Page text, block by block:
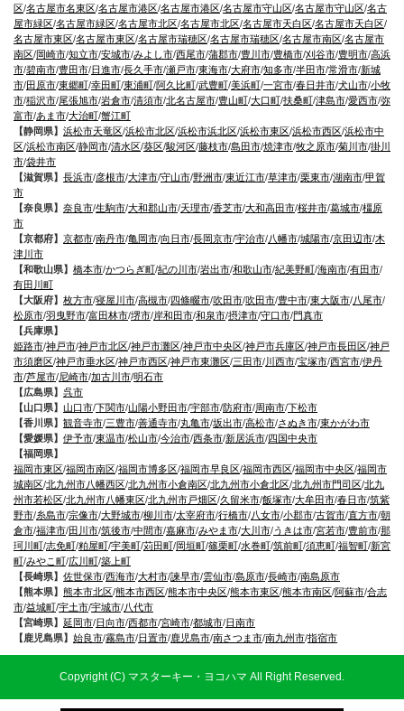
区/名古屋市名東区/名古屋市港区/名古屋市港区/名古屋市守山区/名古屋市守山区/名古
屋市緑区/名古屋市緑区/名古屋市北区/名古屋市北区/名古屋市天白区/名古屋市天白区/
名古屋市東区/名古屋市東区/名古屋市瑞穂区/名古屋市瑞穂区/名古屋市南区/名古屋市
南区/岡崎市/知立市/安城市/みよし市/西尾市/蒲郡市/豊川市/豊橋市/刈谷市/豊明市/高浜
市/碧南市/豊田市/日進市/長久手市/瀬戸市/東海市/大府市/知多市/半田市/常滑市/新城
市/田原市/東郷町/幸田町/東浦町/阿久比町/武豊町/美浜町/一宮市/春日井市/犬山市/小牧
市/稲沢市/尾張旭市/岩倉市/清須市/北名古屋市/豊山町/大口町/扶桑町/津島市/愛西市/弥
富市/あま市/大治町/蟹江町
【静岡県】 浜松市天竜区/浜松市北区/浜松市浜北区/浜松市東区/浜松市西区/浜松市中
区/浜松市南区/静岡市/清水区/葵区/駿河区/藤枝市/島田市/焼津市/牧之原市/菊川市/掛川
市/袋井市
【滋賀県】 長浜市/彦根市/大津市/守山市/野洲市/東近江市/草津市/栗東市/湖南市/甲賀
市
【奈良県】 奈良市/生駒市/大和郡山市/天理市/香芝市/大和高田市/桜井市/葛城市/橿原
市
【京都府】 京都市/南丹市/亀岡市/向日市/長岡京市/宇治市/八幡市/城陽市/京田辺市/木
津川市
【和歌山県】 橋本市/かつらぎ町/紀の川市/岩出市/和歌山市/紀美野町/海南市/有田市/
有田川町
【大阪府】 枚方市/寝屋川市/高槻市/四條畷市/吹田市/吹田市/豊中市/東大阪市/八尾市/
松原市/羽曳野市/富田林市/堺市/岸和田市/和泉市/摂津市/守口市/門真市
【兵庫県】
姫路市/神戸市/神戸市北区/神戸市灘区/神戸市中央区/神戸市兵庫区/神戸市長田区/神戸
市須磨区/神戸市垂水区/神戸市西区/神戸市東灘区/三田市/川西市/宝塚市/西宮市/伊丹
市/芦屋市/尼崎市/加古川市/明石市
【広島県】 呉市
【山口県】 山口市/下関市/山陽小野田市/宇部市/防府市/周南市/下松市
【香川県】 観音寺市/三豊市/善通寺市/丸亀市/坂出市/高松市/さぬき市/東かがわ市
【愛媛県】 伊予市/東温市/松山市/今治市/西条市/新居浜市/四国中央市
【福岡県】
福岡市東区/福岡市南区/福岡市博多区/福岡市早良区/福岡市西区/福岡市中央区/福岡市
城南区/北九州市八幡西区/北九州市小倉南区/北九州市小倉北区/北九州市門司区/北九
州市若松区/北九州市八幡東区/北九州市戸畑区/久留米市/飯塚市/大牟田市/春日市/筑紫
野市/糸島市/宗像市/大野城市/柳川市/太宰府市/行橋市/八女市/小郡市/古賀市/直方市/朝
倉市/福津市/田川市/筑後市/中間市/嘉麻市/みやま市/大川市/うきは市/宮若市/豊前市/那
珂川町/志免町/粕屋町/宇美町/苅田町/岡垣町/篠栗町/水巻町/筑前町/須恵町/福智町/新宮
町/みやこ町/広川町/築上町
【長崎県】 佐世保市/西海市/大村市/諫早市/雲仙市/島原市/長崎市/南島原市
【熊本県】 熊本市北区/熊本市西区/熊本市中央区/熊本市東区/熊本市南区/阿蘇市/合志
市/益城町/宇土市/宇城市/八代市
【宮崎県】 延岡市/日向市/西都市/宮崎市/都城市/日南市
【鹿児島県】 始良市/霧島市/日置市/鹿児島市/南さつま市/南九州市/指宿市
Copyright (C) マスターキー・ヨコハマ All Right Reserved.